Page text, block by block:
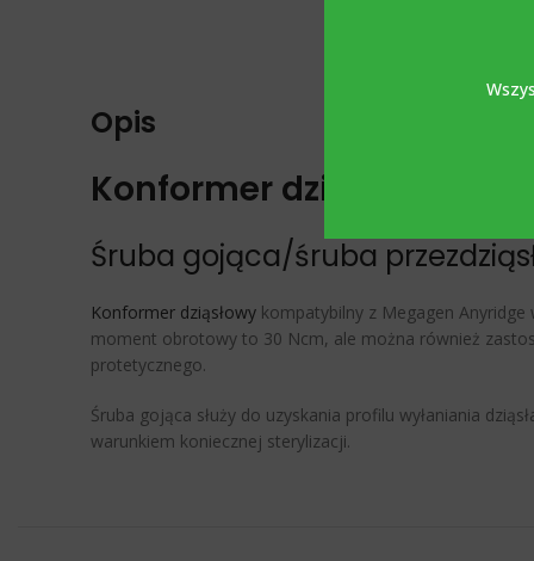
Opis
Konformer dziąsłowy /
Śruba gojąca/śruba
Konformer dziąsłowy kompatybilny z Megagen
moment obrotowy to 30 Ncm, ale można również
protetycznego.
Śruba gojąca służy do uzyskania profilu wyłaniania
warunkiem koniecznej sterylizacji.